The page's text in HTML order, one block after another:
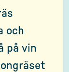
och
på vin